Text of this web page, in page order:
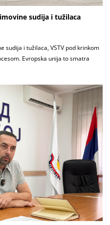
sudija i tužilaca
sudija i tužilaca, VSTV pod krinkom
Evropska unija to smatra